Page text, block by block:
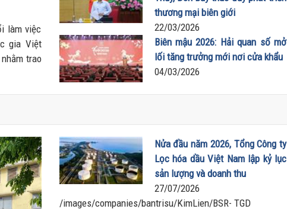
làm việc
gia Việt
trao
phát
thương mại biên giới
22/03/2026
Biên mậu 2026: Hải quan số mở
lối tăng trưởng mới nơi cửa khẩu
04/03/2026
Nửa đầu năm 2026, Tổng Công ty
Lọc hóa dầu Việt Nam lập kỷ lục
sản lượng và doanh thu
27/07/2026
/images/companies/bantrisu/KimLien/BSR- TGD